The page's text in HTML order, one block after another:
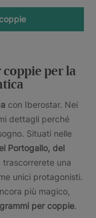
per la
con Iberostar. Nei
dettagli perché
Situati nelle
Portogallo, del
trascorrerete una
unici protagonisti.
più magico,
per coppie.